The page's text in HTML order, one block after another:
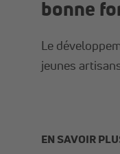
bonne
Le
jeunes
EN SAVOIR